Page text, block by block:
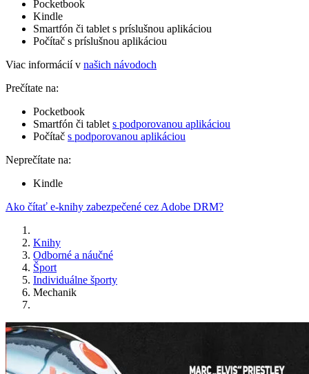
Pocketbook
Kindle
Smartfón či tablet s príslušnou aplikáciou
Počítač s príslušnou aplikáciou
Viac informácií v našich návodoch
Prečítate na:
Pocketbook
Smartfón či tablet s podporovanou aplikáciou
Počítač s podporovanou aplikáciou
Neprečítate na:
Kindle
Ako čítať e-knihy zabezpečené cez Adobe DRM?
Knihy
Odborné a náučné
Šport
Individuálne športy
Mechanik